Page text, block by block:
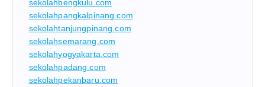
sekolahbengkulu.com
sekolahpangkalpinang.com
sekolahtanjungpinang.com
sekolahsemarang.com
sekolahyogyakarta.com
sekolahpadang.com
sekolahpekanbaru.com